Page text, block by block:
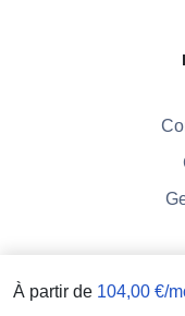
À partir de 104,00 €/